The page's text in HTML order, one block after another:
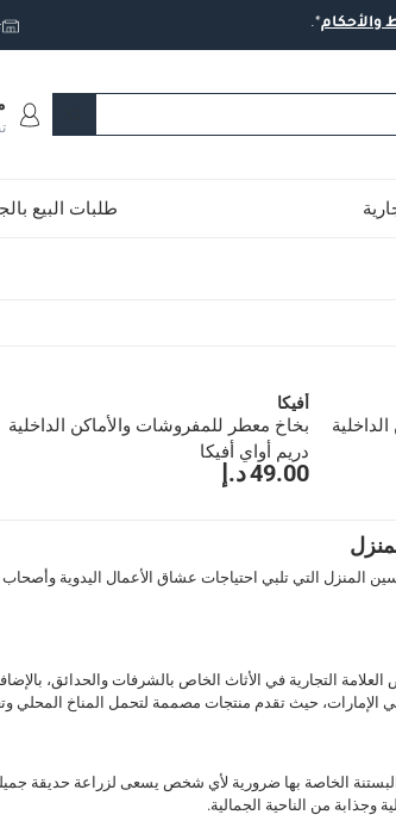
والأحكام*.
طلبات البيع
أفيكا
بخاخ معطر للمفروشات والأماكن الداخلية
دريم أواي أفيكا
49.00 د.إ
المنزل التي تلبي احتياجات عشاق الأعمال اليدوية
التجارية في الأثاث الخاص بالشرفات والحدائق،
حيث تقدم منتجات مصممة لتحمل المناخ المحلي
الخاصة بها ضرورية لأي شخص يسعى لزراعة حديقة
من الناحية الجمالية.